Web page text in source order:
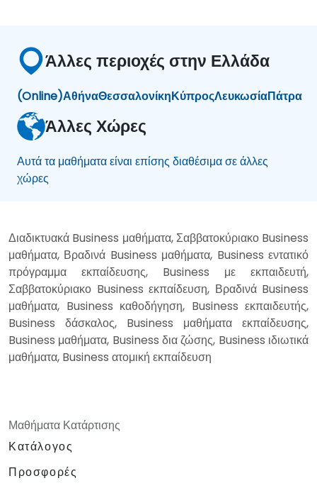
Άλλες περιοχές στην Ελλάδα
(Online)ΑθήναΘεσσαλονίκηΚύπροςΛευκωσίαΠάτρα
Άλλες Χώρες
Αυτά τα μαθήματα είναι επίσης διαθέσιμα σε άλλες
χώρες
Διαδικτυακά Business μαθήματα, Σαββατοκύριακο Business
μαθήματα, Βραδινά Business μαθήματα, Business εντατικό
πρόγραμμα εκπαίδευσης, Business με εκπαιδευτή,
Σαββατοκύριακο Business εκπαίδευση, Βραδινά Business
μαθήματα, Business καθοδήγηση, Business εκπαιδευτής,
Business δάσκαλος, Business μαθήματα εκπαίδευσης,
Business μαθήματα, Business δια ζώσης, Business ιδιωτικά
μαθήματα, Business ατομική εκπαίδευση
Μαθήματα Κατάρτισης
Κατάλογος
Προσφορές